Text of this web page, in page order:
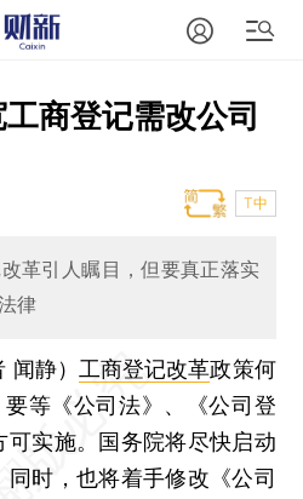
商登记需改公司
T中
革引人瞩目，但要真正落实
律
闻静） 工商登记改革政策何
要等《公司法》、《公司登
实施。国务院将尽快启动
同时，也将着手修改《公司